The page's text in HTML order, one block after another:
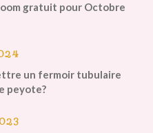
gratuit pour Octobre
un fermoir tubulaire
peyote?